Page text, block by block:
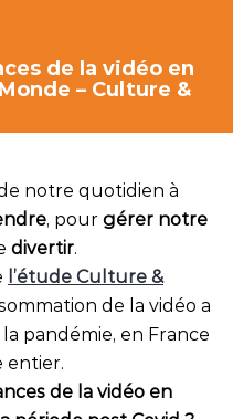
de la vidéo en
– Culture &
notre quotidien à
, pour gérer notre
divertir.
l’étude Culture &
de la vidéo a
pandémie, en France
entier.
de la vidéo en